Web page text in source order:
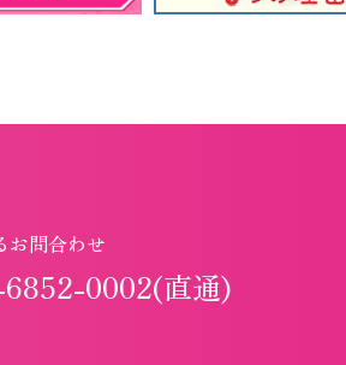
お問合わせ
0002(直通)